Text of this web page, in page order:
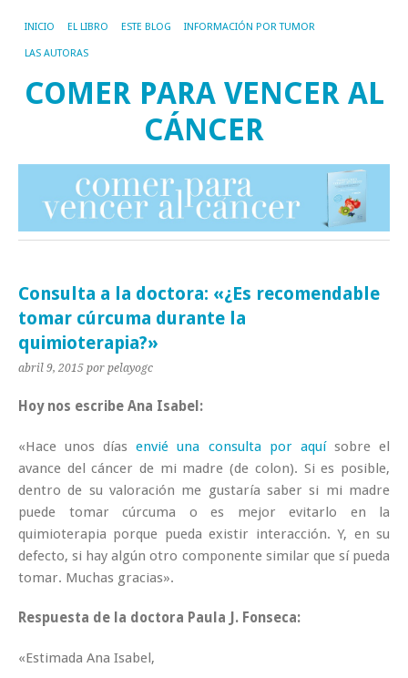
INICIO EL LIBRO ESTE BLOG INFORMACIÓN POR TUMOR
LAS AUTORAS
COMER PARA VENCER AL
CÁNCER
Consulta a la doctora: «¿Es recomendable
tomar cúrcuma durante la
quimioterapia?»
abril 9, 2015 por pelayogc
Hoy nos escribe Ana Isabel:
«Hace unos díasenvié una consulta por aquísobre el
avance del cáncer de mi madre (de colon). Si es posible,
dentro de su valoración me gustaría saber si mi madre
puede tomar cúrcuma o es mejor evitarlo en la
quimioterapia porque pueda existir interacción. Y, en su
defecto, si hay algún otro componente similar que sí pueda
tomar. Muchas gracias».
Respuesta de la doctora Paula J. Fonseca:
«Estimada Ana Isabel,